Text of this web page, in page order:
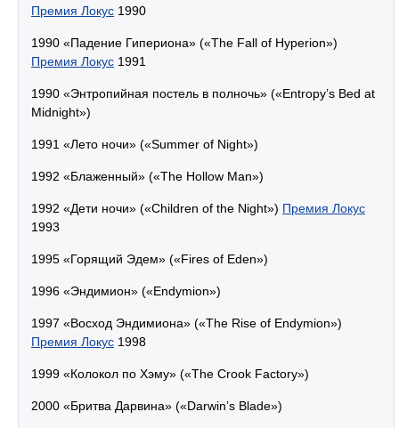
Премия Локус 1990
1990 «Падение Гипериона» («The Fall of Hyperion»)
Премия Локус 1991
1990 «Энтропийная постель в полночь» («Entropy’s Bed at
Midnight»)
1991 «Лето ночи» («Summer of Night»)
1992 «Блаженный» («The Hollow Man»)
1992 «Дети ночи» («Children of the Night») Премия Локус
1993
1995 «Горящий Эдем» («Fires of Eden»)
1996 «Эндимион» («Endymion»)
1997 «Восход Эндимиона» («The Rise of Endymion»)
Премия Локус 1998
1999 «Колокол по Хэму» («The Crook Factory»)
2000 «Бритва Дарвина» («Darwin’s Blade»)